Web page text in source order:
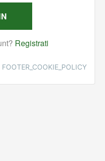
FOOTER_COOKIE_POLICY